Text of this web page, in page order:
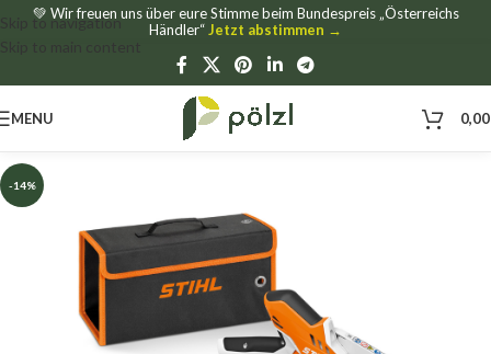
💚 Wir freuen uns über eure Stimme beim Bundespreis „Österreichs
Händler“ Jetzt abstimmen →
Skip to navigation
Skip to main content
MENU
-14%